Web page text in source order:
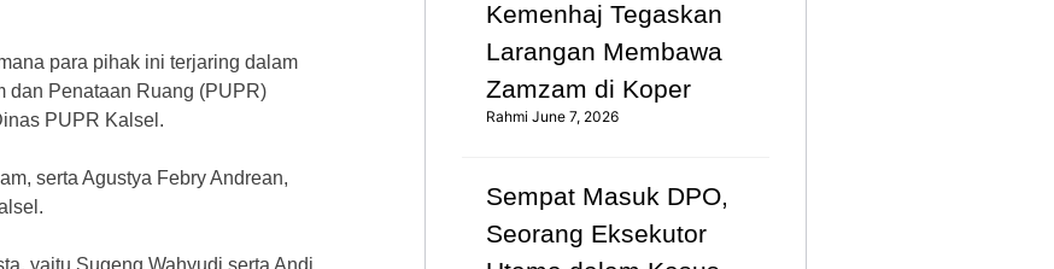
para pihak ini terjaring dalam
dan Penataan Ruang (PUPR)
PUPR Kalsel.
serta Agustya Febry Andrean,
yaitu Sugeng Wahyudi serta Andi
Kemenhaj Tegaskan
Larangan Membawa
Zamzam di Koper
RahmiJune 7, 2026
Sempat Masuk DPO,
Seorang Eksekutor